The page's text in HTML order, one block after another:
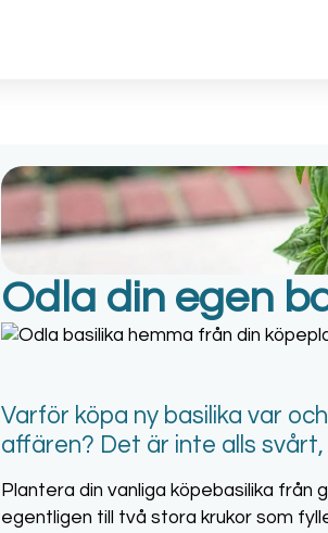
Odla din egen
Varför köpa ny basilika var
affären? Det är inte alls
Plantera din vanliga köpebasilika från
egentligen till två stora krukor som